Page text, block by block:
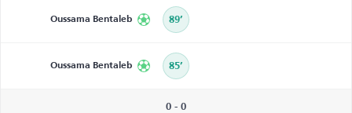
Oussama Bentaleb 89’
Oussama Bentaleb 85’
0 - 0